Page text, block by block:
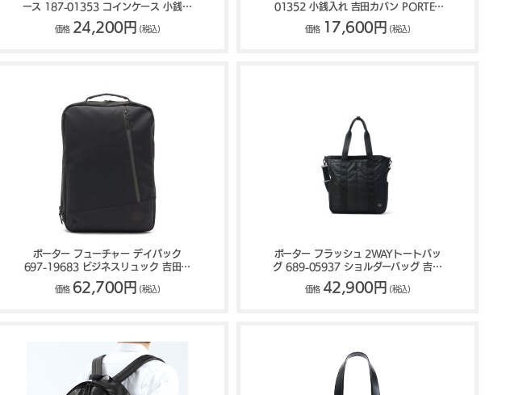
ース 187-01353 コインケース 小銭入
れ 吉田カバン PORTER FILM
価格 24,200円 (税込)
01352 小銭入れ 吉田カバン PORTER
FILM
価格 17,600円 (税込)
ポーター フューチャー デイパック
697-19683 ビジネスリュック 吉田カ
バン PORTER FUTURE
価格 62,700円 (税込)
ポーター フラッシュ 2WAYトートバッ
グ 689-05937 ショルダーバッグ 吉田
カバン PORTER FLASH
価格 42,900円 (税込)